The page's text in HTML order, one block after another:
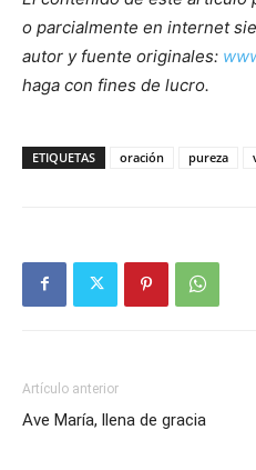
o parcialmente en internet
autor y fuente originales:
haga con fines de lucro.
ETIQUETAS oración pureza
Artículo anterior
Ave María, llena de gracia